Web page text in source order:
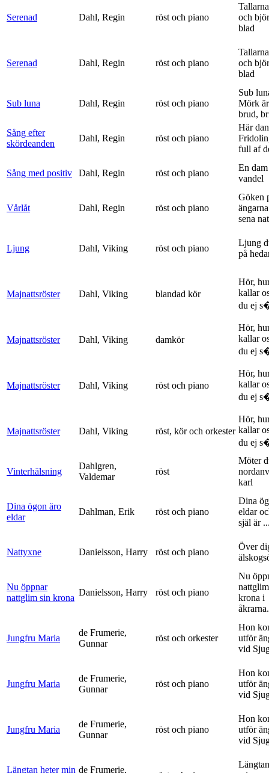
Serenad Dahl, Regin röst och piano
och
blad
Serenad Dahl, Regin röst och piano
och
blad
Sub luna Dahl, Regin röst och piano
Sub
Mörk
brud,
Sång efter
skördeanden
Dahl, Regin röst och piano
Här
full af
Sång med positiv Dahl, Regin röst och piano
En
vandel
Vårlåt Dahl, Regin röst och piano
Göken
sena
Ljung Dahl, Viking röst och piano
Ljung
på
Majnattsröster Dahl, Viking blandad kör
Hör,
kallar
du ej
Majnattsröster Dahl, Viking damkör
Hör,
kallar
du ej
Majnattsröster Dahl, Viking röst och piano
Hör,
kallar
du ej
Majnattsröster Dahl, Viking röst, kör och orkester
Hör,
kallar
du ej
Vinterhälsning
Dahlgren,
Valdemar
röst
Möter
karl
Dina ögon äro
eldar
Dahlman, Erik röst och piano
Dina
eldar
själ är
Nattyxne Danielsson, Harry röst och piano
Över
Nu öppnar
nattglim sin krona
Danielsson, Harry röst och piano
Nu
krona i
Jungfru Maria
de Frumerie,
Gunnar
röst och orkester
Hon
utför
vid
Jungfru Maria
de Frumerie,
Gunnar
röst och piano
Hon
utför
vid
Jungfru Maria
de Frumerie,
Gunnar
röst och piano
Hon
utför
vid
Längtan heter min de Frumerie,